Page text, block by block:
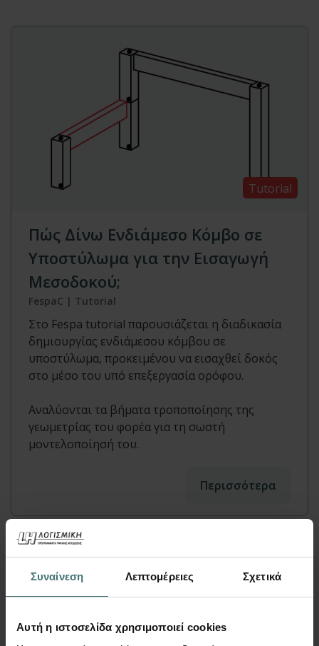
Συναίνεση Λεπτομέρειες Σχετικά
Αυτή η ιστοσελίδα χρησιμοποιεί cookies
Tutorial
Πώς Δίνω Ενδιάμεσο Κόμβο σε
Υποστύλωμα για την Εισαγωγή
Μεσοδοκού;
FespaC | Tutorial
Στο Fespa tutorial παρουσιάζεται η διαδικασία
δημιουργίας ενδιάμεσου κόμβου σε
υποστύλωμα, προκειμένου να εισαχθεί δοκός
στο μέσο του υπό επεξεργασία ορόφου.
Αναλύονται τα βήματα τροποποίησης της
γεωμετρίας του φορέα για τη σωστή
μοντελοποίησή του.
Περισσότερα